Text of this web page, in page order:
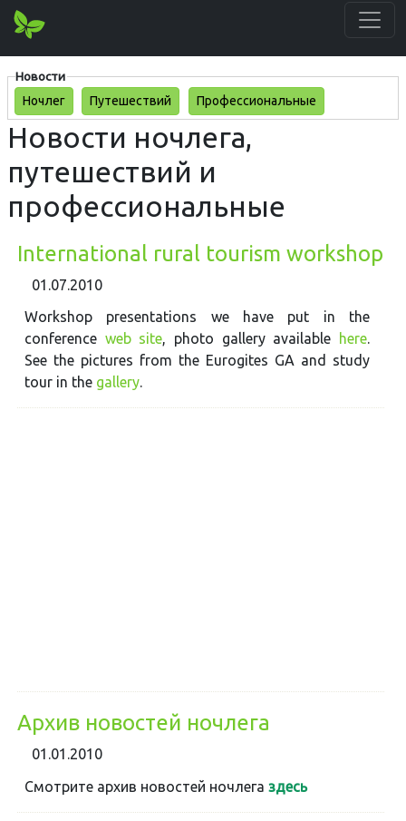
Новости
Ночлег
Путешествий Профессиональные
Новости ночлега,
путешествий и
профессиональные
International rural tourism workshop
01.07.2010
Workshop presentations we have put in the
conference web site, photo gallery available here.
See the pictures from the Eurogites GA and study
tour in the gallery.
Архив новостей ночлега
01.01.2010
Смотрите архив новостей ночлега здесь